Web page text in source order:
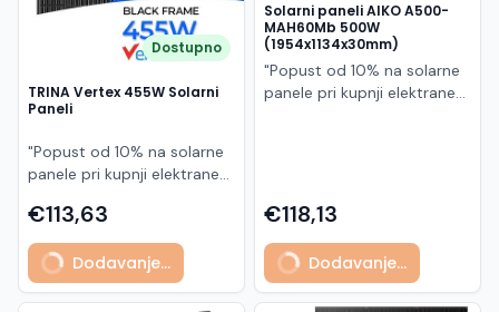
Dostupno
TRINA Vertex 455W Solarni
Paneli
"Popust od 10% na solarne
panele pri kupnji elektrane
Model TSM-455NEG9R.28
predstavlja napredni
glass/glass N-type solarni
modul s visokom
učinkovitošću, dugim
€113,63
Dodavanje...
Solarni paneli AIKO A500-
MAH60Mb 500W
(1954x1134x30mm)
"Popust od 10% na solarne
panele pri kupnji elektrane
500 W iz Neostar 2S serije,
baziran na naprednoj N-
type ABC (All Back Contact)
tehnologiji. Ovaj panel je
namijenjen za moderne
€118,13
Dodavanje...